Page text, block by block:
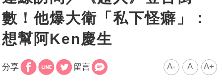
數！他爆大衛「私下怪癖」：
想幫阿Ken慶生
分享 留言 A- A A+